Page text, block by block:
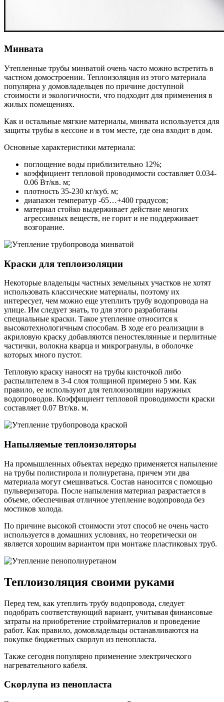
Минвата
Утепленные трубы минватой очень часто можно встретить в
частном домостроении. Теплоизоляция из этого материала
популярна у домовладельцев по причине доступной
стоимости и экологичности, что подходит для применения в
жилых помещениях.
Как и остальные мягкие материалы, минвата используется для
защиты трубы в кессоне и в том месте, где она входит в дом.
Основные характеристики материала:
поглощение воды приблизительно 12%;
коэффициент тепловой проводимости составляет 0.034-
0.06 Вт/кв. м;
плотность 35-230 кг/куб. м;
диапазон температур -65…+400 градусов;
материал стойко выдерживает действие многих
агрессивных веществ, не горит и не поддерживает
возгорание.
Краски для теплоизоляции
Некоторые владельцы частных земельных участков не хотят
использовать классические материалы, поэтому их
интересует, чем можно еще утеплить трубу водопровода на
улице. Им следует знать, то для этого разработаны
специальные краски. Такое утепление относится к
высокотехнологичным способам. В ходе его реализации в
акриловую краску добавляются пеностеклянные и перлитные
частички, волокна кварца и микрогранулы, в оболочке
которых много пустот.
Тепловую краску наносят на трубы кисточкой либо
распылителем в 3-4 слоя толщиной примерно 5 мм. Как
правило, ее используют для теплоизоляции наружных
водопроводов. Коэффициент тепловой проводимости краски
составляет 0.07 Вт/кв. м.
Напыляемые теплоизоляторы
На промышленных объектах нередко применяется напыление
на трубы полистирола и полиуретана, причем эти два
материала могут смешиваться. Состав наносится с помощью
пульверизатора. После напыления материал разрастается в
объеме, обеспечивая отличное утепление водопровода без
мостиков холода.
По причине высокой стоимости этот способ не очень часто
используется в домашних условиях, но теоретически он
является хорошим вариантом при монтаже пластиковых труб.
Теплоизоляция своими руками
Перед тем, как утеплить трубу водопровода, следует
подобрать соответствующий вариант, учитывая финансовые
затраты на приобретение стройматериалов и проведение
работ. Как правило, домовладельцы останавливаются на
покупке бюджетных скорлуп из пенопласта.
Также сегодня популярно применение электрического
нагревательного кабеля.
Скорлупа из пенопласта